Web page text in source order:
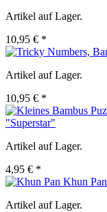
Artikel auf Lager.
10,95 € *
Artikel auf Lager.
10,95 € *
"Superstar"
Artikel auf Lager.
4,95 € *
Khun Pan
Artikel auf Lager.